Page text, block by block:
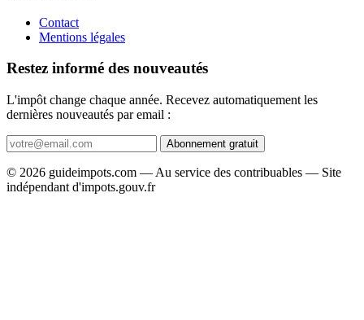
Contact
Mentions légales
Restez informé des nouveautés
L'impôt change chaque année. Recevez automatiquement les
dernières nouveautés par email :
Abonnement gratuit
© 2026 guideimpots.com — Au service des contribuables — Site
indépendant d'impots.gouv.fr